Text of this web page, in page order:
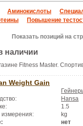
Аминокислоты
Повышение
Показать позиций на
наличии
Fitness Master.
Weight Gain
Hansa
1.5
измерения:
kg
нет